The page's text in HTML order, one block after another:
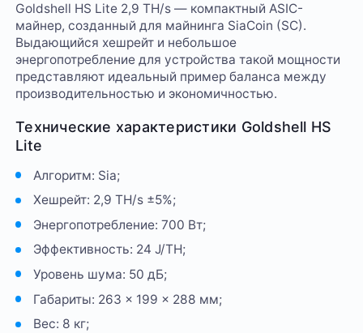
Goldshell HS Lite 2,9 TH/s — компактный ASIC-
майнер, созданный для майнинга SiaCoin (SC).
Выдающийся хешрейт и небольшое
энергопотребление для устройства такой мощности
представляют идеальный пример баланса между
производительностью и экономичностью.
Технические характеристики Goldshell HS
Lite
Алгоритм: Sia;
Хешрейт: 2,9 TH/s ±5%;
Энергопотребление: 700 Вт;
Эффективность: 24 J/TH;
Уровень шума: 50 дБ;
Габариты: 263 × 199 × 288 мм;
Вес: 8 кг;